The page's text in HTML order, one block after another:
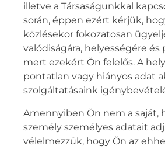
illetve a Társaságunkkal
során, éppen ezért kérjük,
közlésekor fokozatosan
valódiságára, helyességére és
mert ezekért Ön felelős. A
pontatlan vagy hiányos adat
szolgáltatásaink
Amennyiben Ön nem a saját,
személy személyes adatait
vélelmezzük, hogy Ön az